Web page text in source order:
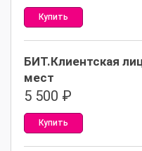
Купить
БИТ.Клиентская
мест
5 500 ₽
Купить